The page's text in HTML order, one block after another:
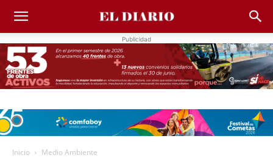
Publicidad
Inicio Medio Ambiente